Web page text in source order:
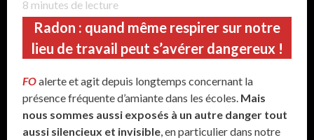
8 minutes de lecture
Radon : quand même respirer sur notre
lieu de travail peut s’avérer dangereux !
FOalerte et agit depuis longtemps concernant la
présence fréquente d’amiante dans les écoles. Mais
nous sommes aussi exposés à un autre danger tout
aussi silencieux et invisible , en particulier dans notre